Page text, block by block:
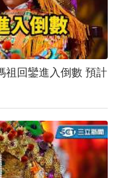
祖回鑾進入倒數 預計